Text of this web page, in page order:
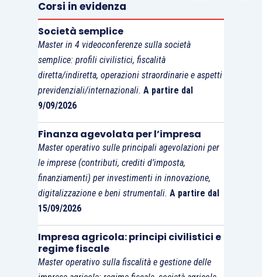
contabili internazionali prevedono che le
relative variazioni sarebbero ivi transitate.
In assenza di un’indicazione unanime, pare
tuttavia ritenersi che ogni qualvolta il
riallineamento non afferisca a beni oggetto di
valutazione secondo il c.d. “
ammissibile riflettere al conto economico il
rilascio delle imposte differite.
Corsi in evidenza
Società semplice
Master in 4 videoconferenze sulla società
semplice: profili civilistici, fiscalità
diretta/indiretta, operazioni straordinarie e aspetti
previdenziali/internazionali. A partire dal
9/09/2026
Finanza agevolata per l’impresa
Master operativo sulle principali agevolazioni per
le imprese (contributi, crediti d’imposta,
finanziamenti) per investimenti in innovazione,
digitalizzazione e beni strumentali. A partire dal
15/09/2026
Impresa agricola: principi civilistici e
regime fiscale
Master operativo sulla fiscalità e gestione delle